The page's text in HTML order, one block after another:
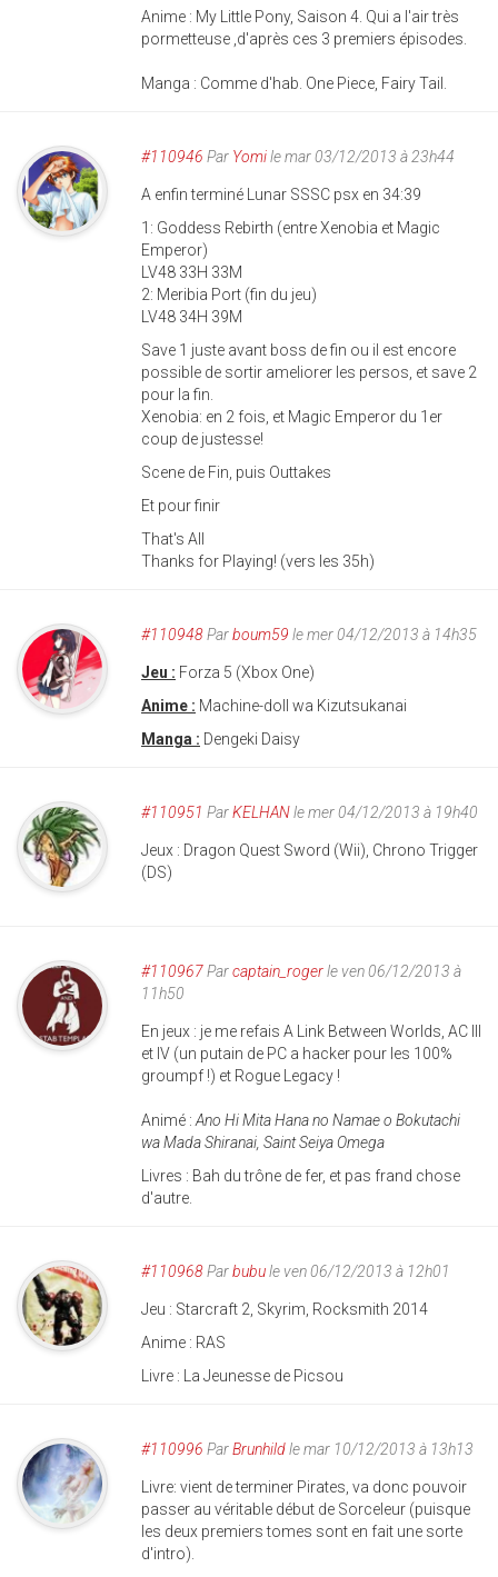
Anime : My Little Pony, Saison 4. Qui a l'air très
pormetteuse ,d'après ces 3 premiers épisodes.
Manga : Comme d'hab. One Piece, Fairy Tail.
#110946 Par Yomile mar 03/12/2013 à 23h44
A enfin terminé Lunar SSSC psx en 34:39
1: Goddess Rebirth (entre Xenobia et Magic
Emperor)
LV48 33H 33M
2: Meribia Port (fin du jeu)
LV48 34H 39M
Save 1 juste avant boss de fin ou il est encore
possible de sortir ameliorer les persos, et save 2
pour la fin.
Xenobia: en 2 fois, et Magic Emperor du 1er
coup de justesse!
Scene de Fin, puis Outtakes
Et pour finir
That's All
Thanks for Playing! (vers les 35h)
#110948Parboum59 le mer 04/12/2013 à 14h35
Jeu : Forza 5 (Xbox One)
Anime : Machine-doll wa Kizutsukanai
Manga : Dengeki Daisy
#110951 ParKELHANle mer 04/12/2013 à 19h40
Jeux : Dragon Quest Sword (Wii), Chrono Trigger
(DS)
#110967Parcaptain_rogerle ven 06/12/2013 à
11h50
En jeux : je me refais A Link Between Worlds, AC III
et IV (un putain de PC a hacker pour les 100%
groumpf !) et Rogue Legacy !
Animé : Ano Hi Mita Hana no Namae o Bokutachi
wa Mada Shiranai, Saint Seiya Omega
Livres : Bah du trône de fer, et pas frand chose
d'autre.
#110968Parbubule ven 06/12/2013 à 12h01
Jeu : Starcraft 2, Skyrim, Rocksmith 2014
Anime : RAS
Livre : La Jeunesse de Picsou
#110996 ParBrunhildle mar 10/12/2013 à 13h13
Livre: vient de terminer Pirates, va donc pouvoir
passer au véritable début de Sorceleur (puisque
les deux premiers tomes sont en fait une sorte
d'intro).